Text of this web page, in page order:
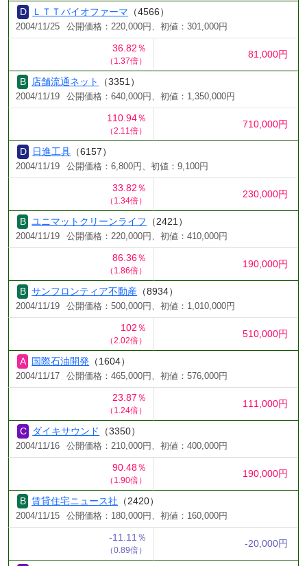
ＬＴＴバイオファーマ （4566）
2004/11/25 公開価格：220,000円、初値：301,000円
36.82％
（1.37倍）
81,000円
店舗流通ネット （3351）
2004/11/19 公開価格：640,000円、初値：1,350,000円
110.94％
（2.11倍）
710,000円
日進工具 （6157）
2004/11/19 公開価格：6,800円、初値：9,100円
33.82％
（1.34倍）
230,000円
ユニマットクリーンライフ （2421）
2004/11/19 公開価格：220,000円、初値：410,000円
86.36％
（1.86倍）
190,000円
サンフロンティア不動産 （8934）
2004/11/19 公開価格：500,000円、初値：1,010,000円
102％
（2.02倍）
510,000円
国際石油開発 （1604）
2004/11/17 公開価格：465,000円、初値：576,000円
23.87％
（1.24倍）
111,000円
ダイキサウンド （3350）
2004/11/16 公開価格：210,000円、初値：400,000円
90.48％
（1.90倍）
190,000円
賃貸住宅ニュース社 （2420）
2004/11/15 公開価格：180,000円、初値：160,000円
-11.11％
（0.89倍）
-20,000円